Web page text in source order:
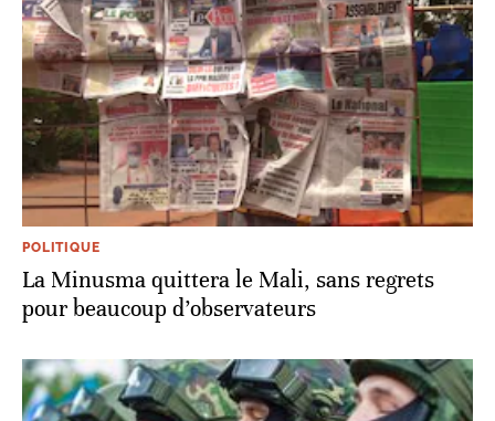
POLITIQUE
La Minusma quittera le Mali, sans regrets
pour beaucoup d’observateurs